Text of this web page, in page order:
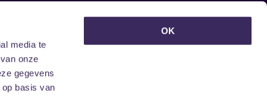
media te
onze
gegevens
basis van
OK
ontvangen?